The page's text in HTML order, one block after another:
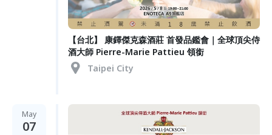
【台北】 康鐸傑克森酒莊 首發品鑑會｜全球頂尖侍
酒大師 Pierre-Marie Pattieu 領銜
Taipei City
May
07